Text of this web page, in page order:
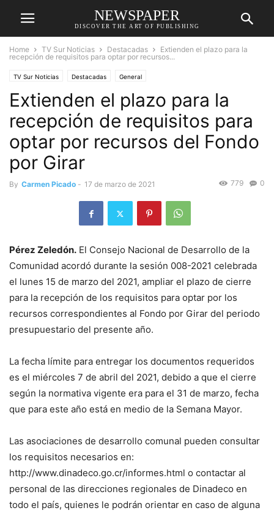
NEWSPAPER
DISCOVER THE ART OF PUBLISHING
Home TV Sur Noticias Destacadas
Extienden el plazo para la
recepción de requisitos para optar por recursos...
TV Sur Noticias Destacadas General
Extienden el plazo para la
recepción de requisitos para
optar por recursos del Fondo
por Girar
By Carmen Picado - 17 de marzo de 2021 0
779
Pérez Zeledón. El Consejo Nacional de Desarrollo de la
Comunidad acordó durante la sesión 008-2021 celebrada
el lunes 15 de marzo del 2021, ampliar el plazo de cierre
para la recepción de los requisitos para optar por los
recursos correspondientes al Fondo por Girar del periodo
presupuestario del presente año.
La fecha límite para entregar los documentos requeridos
es el miércoles 7 de abril del 2021, debido a que el cierre
según la normativa vigente era para el 31 de marzo, fecha
que para este año está en medio de la Semana Mayor.
Las asociaciones de desarrollo comunal pueden consultar
los requisitos necesarios en:
http://www.dinadeco.go.cr/informes.html o contactar al
personal de las direcciones regionales de Dinadeco en
todo el país, quienes le podrán orientar en caso de alguna